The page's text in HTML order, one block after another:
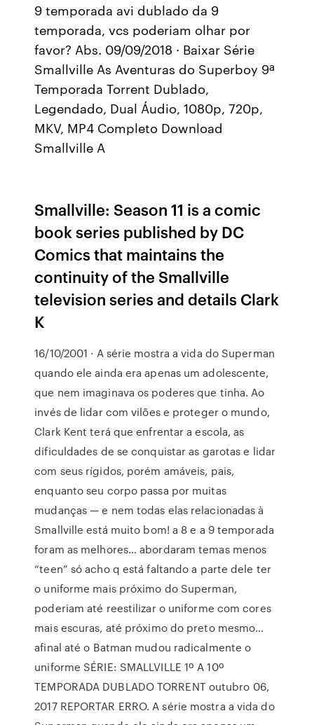
9 temporada avi dublado da 9
temporada, vcs poderiam olhar por
favor? Abs. 09/09/2018 · Baixar Série
Smallville As Aventuras do Superboy 9ª
Temporada Torrent Dublado,
Legendado, Dual Áudio, 1080p, 720p,
MKV, MP4 Completo Download
Smallville A
Smallville: Season 11 is a comic
book series published by DC
Comics that maintains the
continuity of the Smallville
television series and details Clark
K
16/10/2001 · A série mostra a vida do Superman
quando ele ainda era apenas um adolescente,
que nem imaginava os poderes que tinha. Ao
invés de lidar com vilões e proteger o mundo,
Clark Kent terá que enfrentar a escola, as
dificuldades de se conquistar as garotas e lidar
com seus rígidos, porém amáveis, pais,
enquanto seu corpo passa por muitas
mudanças — e nem todas elas relacionadas à
Smallville está muito bom! a 8 e a 9 temporada
foram as melhores… abordaram temas menos
“teen” só acho q está faltando a parte dele ter
o uniforme mais próximo do Superman,
poderiam até reestilizar o uniforme com cores
mais escuras, até próximo do preto mesmo…
afinal até o Batman mudou radicalmente o
uniforme SÉRIE: SMALLVILLE 1º A 10º
TEMPORADA DUBLADO TORRENT outubro 06,
2017 REPORTAR ERRO. A série mostra a vida do